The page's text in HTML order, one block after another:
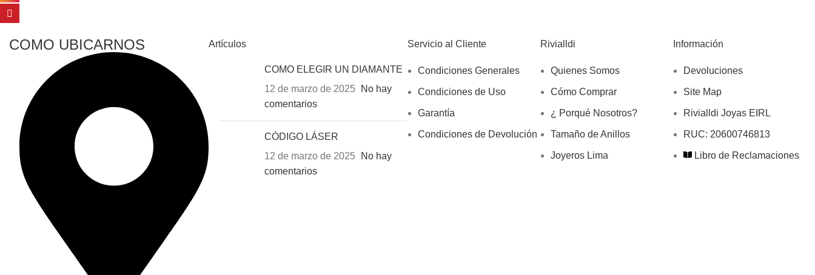
COMO UBICARNOS Artículos
COMO ELEGIR UN DIAMANTE
12 de marzo de 2025
No hay
comentarios
CÓDIGO LÁSER
12 de marzo de 2025
No hay
comentarios
Servicio al Cliente
Condiciones Generales
Condiciones de Uso
Garantía
Condiciones de Devolución
Rivialldi
Quienes Somos
Cómo Comprar
¿ Porqué Nosotros?
Tamaño de Anillos
Joyeros Lima
Información
Devoluciones
Site Map
Rivialldi Joyas EIRL
RUC: 20600746813
Libro de Reclamaciones